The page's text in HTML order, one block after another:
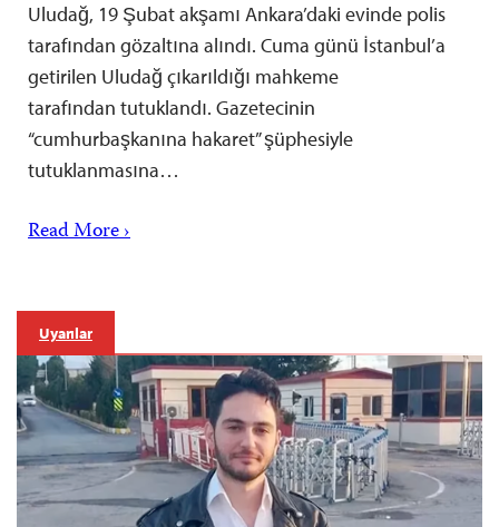
Uludağ, 19 Şubat akşamı Ankara’daki evinde polis
tarafından gözaltına alındı. Cuma günü İstanbul’a
getirilen Uludağ çıkarıldığı mahkeme
tarafından tutuklandı. Gazetecinin
“cumhurbaşkanına hakaret” şüphesiyle
tutuklanmasına…
Read More ›
Uyarılar